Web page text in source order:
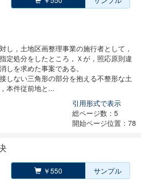
し，土地区画整理事業の施行者として，
定処分をしたところ，Ｘが，照応原則違
しを求めた事案である。
しない三角形の部分を抱える不整形な土
本件従前地と...
引用形式で表示
総ページ数：5
開始ページ位置：78
￥550 サンプル